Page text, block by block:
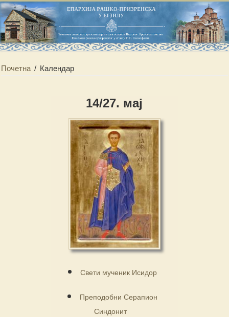
Почетна / Календар
14/27. мај
Свети мученик Исидор
Преподобни Серапион
Синдонит